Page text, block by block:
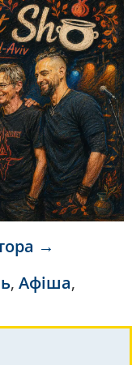
→
, Афіша,